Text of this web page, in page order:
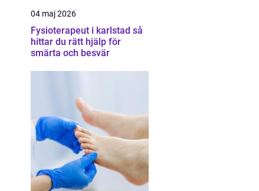
04 maj 2026
Fysioterapeut i karlstad så
hittar du rätt hjälp för
smärta och besvär